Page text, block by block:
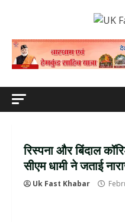
रिस्पना और बिंदाल
सीएम धामी ने जताई
Uk Fast Khabar